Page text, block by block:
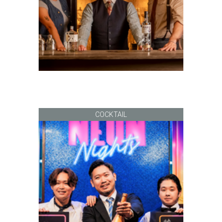
COCKTAIL